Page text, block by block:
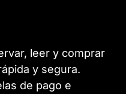
leer y comprar
y segura.
de pago e